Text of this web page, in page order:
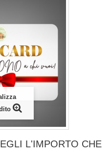
L'IMPORTO CHE